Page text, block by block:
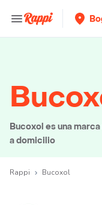
Bucoxol es una
a domicilio
Rappi Bucoxol